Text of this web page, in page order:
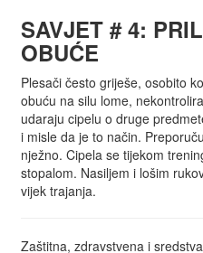
SAVJET # 4:
OBUĆE
Plesači često griješe, osobito
obuću na silu lome,
udaraju cipelu o druge
i misle da je to način.
nježno. Cipela se tijekom
stopalom. Nasiljem i lošim
vijek trajanja.
Zaštitna, zdravstvena i